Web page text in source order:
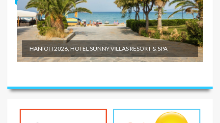
HANIOTI 2026, HOTEL SUNNY VILLAS RESORT & SPA